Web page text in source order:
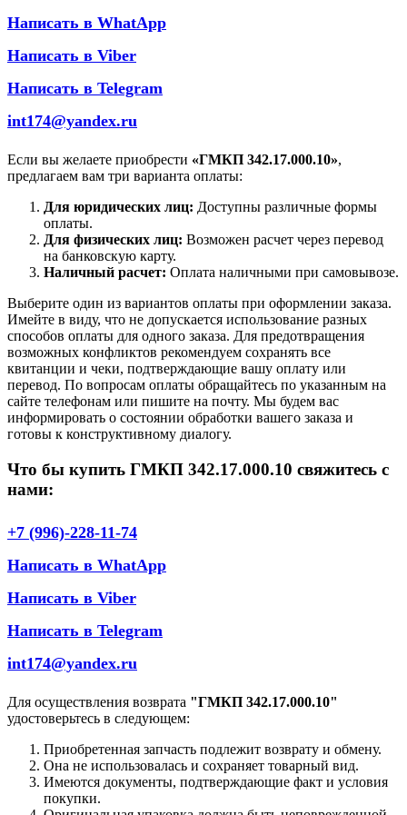
Написать в WhatApp
Написать в Viber
Написать в Telegram
int174@yandex.ru
Если вы желаете приобрести «ГМКП 342.17.000.10»,
предлагаем вам три варианта оплаты:
Для юридических лиц: Доступны различные формы
оплаты.
Для физических лиц: Возможен расчет через перевод
на банковскую карту.
Наличный расчет: Оплата наличными при самовывозе.
Выберите один из вариантов оплаты при оформлении заказа.
Имейте в виду, что не допускается использование разных
способов оплаты для одного заказа. Для предотвращения
возможных конфликтов рекомендуем сохранять все
квитанции и чеки, подтверждающие вашу оплату или
перевод. По вопросам оплаты обращайтесь по указанным на
сайте телефонам или пишите на почту. Мы будем вас
информировать о состоянии обработки вашего заказа и
готовы к конструктивному диалогу.
Что бы купить ГМКП 342.17.000.10 свяжитесь с
нами:
+7 (996)-228-11-74
Написать в WhatApp
Написать в Viber
Написать в Telegram
int174@yandex.ru
Для осуществления возврата "ГМКП 342.17.000.10"
удостоверьтесь в следующем:
Приобретенная запчасть подлежит возврату и обмену.
Она не использовалась и сохраняет товарный вид.
Имеются документы, подтверждающие факт и условия
покупки.